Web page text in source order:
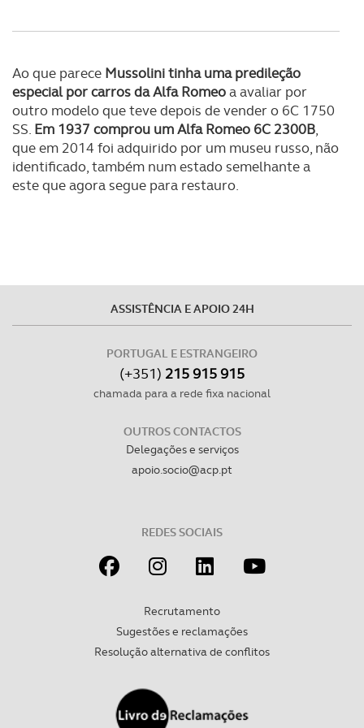
Ao que parece Mussolini tinha uma predileção
especial por carros da Alfa Romeoa avaliar por
outro modelo que teve depois de vender o 6C 1750
SS. Em 1937 comprou um Alfa Romeo 6C 2300B,
que em 2014 foi adquirido por um museu russo, não
identificado, também num estado semelhante a
este que agora segue para restauro.
ASSISTÊNCIA E APOIO 24H
PORTUGAL E ESTRANGEIRO
(+351) 215 915 915
chamada para a rede fixa nacional
OUTROS CONTACTOS
Delegações e serviços
apoio.socio@acp.pt
REDES SOCIAIS
Recrutamento
Sugestões e reclamações
Resolução alternativa de conflitos